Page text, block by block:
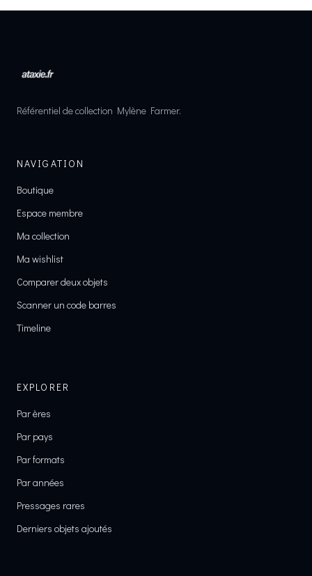
Référentiel de collection Mylène Farmer.
NAVIGATION
Boutique
Espace membre
Ma collection
Ma wishlist
Comparer deux objets
Scanner un code barres
Timeline
EXPLORER
Par ères
Par pays
Par formats
Par années
Pressages rares
Derniers objets ajoutés